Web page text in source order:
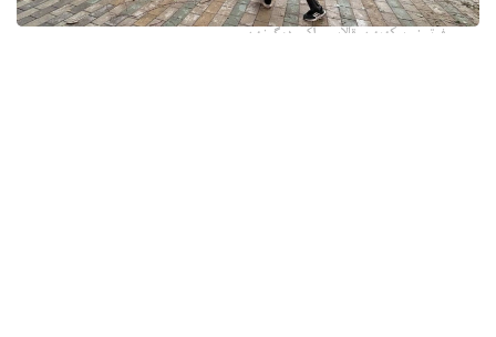
فوتو: وسكەمەن قالاسى اكىمدىگىنەن